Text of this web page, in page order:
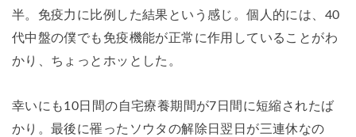
半。免疫力に比例した結果という感じ。個人的には、40
代中盤の僕でも免疫機能が正常に作用していることがわ
かり、ちょっとホッとした。
幸いにも10日間の自宅療養期間が7日間に短縮されたば
かり。最後に罹ったソウタの解除日翌日が三連休なの